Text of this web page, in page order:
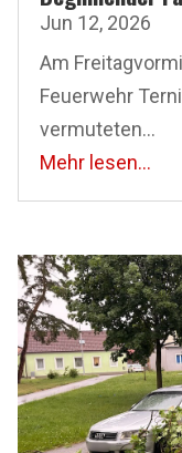
Jun 12, 2026
Am
Feuerwehr
vermuteten...
Mehr lesen...